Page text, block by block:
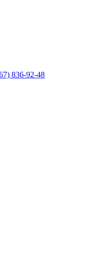
836-92-48